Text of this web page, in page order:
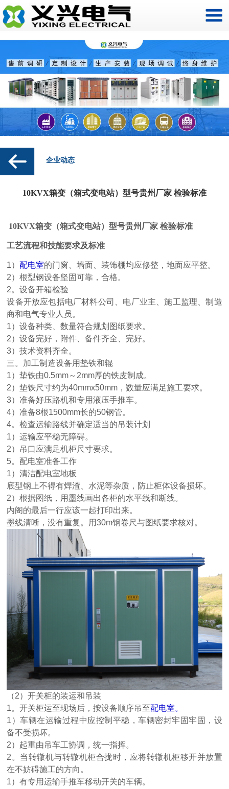
企业动态
10KVX箱变（箱式变电站）型号贵州厂家 检验标准
10KVX箱变（箱式变电站）型号贵州厂家 检验标准
工艺流程和技能要求及标准
1）配电室的门窗、墙面、装饰棚均应修整，地面应平整。
2）根型钢设备坚固可靠，合格。
2。设备开箱检验
设备开放应包括电厂材料公司、电厂业主、施工监理、制造
商和电气专业人员。
1）设备种类、数量符合规划图纸要求。
2）设备完好，附件、备件齐全、完好。
3）技术资料齐全。
三。加工制造设备用垫铁和辊
1）垫铁由0.5mm～2mm厚的铁皮制成。
2）垫铁尺寸约为40mmx50mm，数量应满足施工要求。
3）准备好压路机和专用液压手推车。
4）准备8根1500mm长的50钢管。
4。检查运输路线并确定适当的吊装计划
1）运输应平稳无障碍。
2）吊口应满足机柜尺寸要求。
5。配电室准备工作
1）清洁配电室地板
底型钢上不得有焊渣、水泥等杂质，防止柜体设备损坏。
2）根据图纸，用墨线画出各柜的水平线和断线。
内阁的最后一行应该一起打印出来。
墨线清晰，没有重复。用30m钢卷尺与图纸要求核对。
（2）开关柜的装运和吊装
1。开关柜运至现场后，按设备顺序吊至配电室。
1）车辆在运输过程中应控制平稳，车辆密封牢固牢固，设
备不受损坏。
2）起重由吊车工协调，统一指挥。
2。当转辙机与转辙机柜合拢时，应将转辙机柜移开并放置
在不妨碍施工的方向。
1）有专用运输手推车移动开关的车辆。